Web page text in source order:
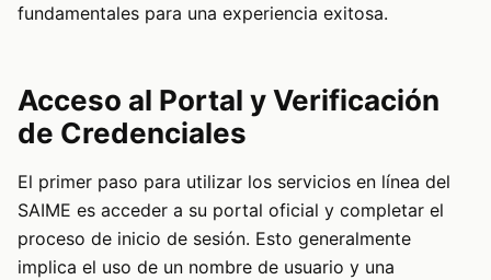
fundamentales para una experiencia exitosa.
Acceso al Portal y Verificación
de Credenciales
El primer paso para utilizar los servicios en línea del
SAIME es acceder a su portal oficial y completar el
proceso de inicio de sesión. Esto generalmente
implica el uso de un nombre de usuario y una